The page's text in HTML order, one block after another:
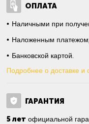
ОПЛАТА
Наличными при
Наложенным платежом;
Банковской картой.
Подробнее о доставке и
ГАРАНТИЯ
5 лет официальной